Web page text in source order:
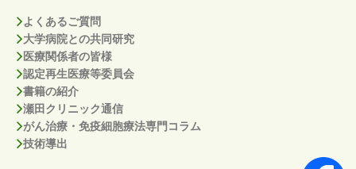
よくあるご質問
大学病院との共同研究
医療関係者の皆様
認定再生医療等委員会
書籍の紹介
瀬田クリニック通信
がん治療・免疫細胞療法専門コラム
技術導出